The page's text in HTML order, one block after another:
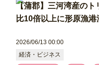
【蒲郡】三河湾産のト
比10倍以上に形原漁港
2026/06/13 00:00
経済・ビジネス